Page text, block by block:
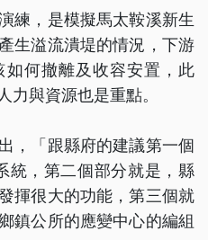
練，是模擬馬太鞍溪新生
生溢流潰堤的情況，下游
何撤離及收容安置，此
力與資源也是重點。
，「跟縣府的建議第一個
統，第二個部分就是，縣
揮很大的功能，第三個就
鎮公所的應變中心的編組